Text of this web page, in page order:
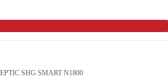
SHG SMART N1800